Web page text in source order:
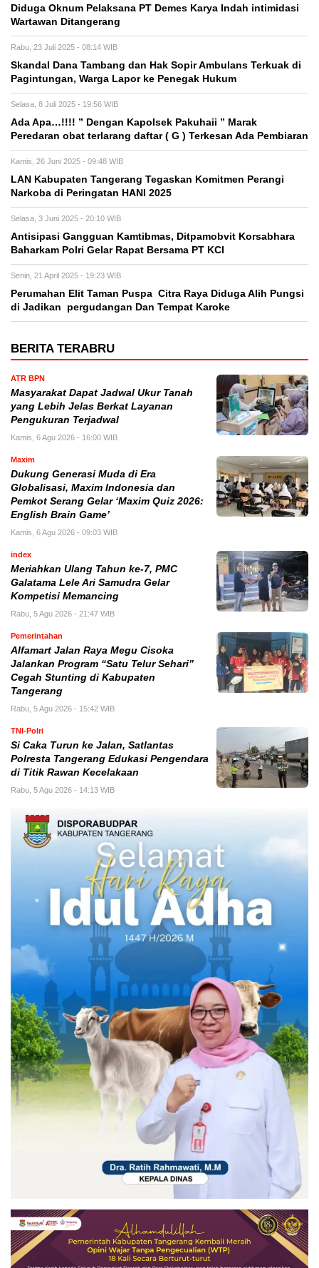
Diduga Oknum Pelaksana PT Demes Karya Indah intimidasi
Wartawan Ditangerang
Rabu, 23 Juli 2025 - 08:14 WIB
Skandal Dana Tambang dan Hak Sopir Ambulans Terkuak di
Pagintungan, Warga Lapor ke Penegak Hukum
Selasa, 8 Juli 2025 - 19:56 WIB
Ada Apa…!!!! ” Dengan Kapolsek Pakuhaii ” Marak
Peredaran obat terlarang daftar ( G ) Terkesan Ada Pembiaran
Kamis, 26 Juni 2025 - 09:48 WIB
LAN Kabupaten Tangerang Tegaskan Komitmen Perangi
Narkoba di Peringatan HANI 2025
Selasa, 3 Juni 2025 - 20:10 WIB
Antisipasi Gangguan Kamtibmas, Ditpamobvit Korsabhara
Baharkam Polri Gelar Rapat Bersama PT KCI
Senin, 21 April 2025 - 19:23 WIB
Perumahan Elit Taman Puspa Citra Raya Diduga Alih Pungsi
di Jadikan pergudangan Dan Tempat Karoke
BERITA TERABRU
ATR BPN
Masyarakat Dapat Jadwal Ukur Tanah
yang Lebih Jelas Berkat Layanan
Pengukuran Terjadwal
Kamis, 6 Agu 2026 - 16:00 WIB
Maxim
Dukung Generasi Muda di Era
Globalisasi, Maxim Indonesia dan
Pemkot Serang Gelar ‘Maxim Quiz 2026:
English Brain Game’
Kamis, 6 Agu 2026 - 09:03 WIB
index
Meriahkan Ulang Tahun ke-7, PMC
Galatama Lele Ari Samudra Gelar
Kompetisi Memancing
Rabu, 5 Agu 2026 - 21:47 WIB
Pemerintahan
Alfamart Jalan Raya Megu Cisoka
Jalankan Program “Satu Telur Sehari”
Cegah Stunting di Kabupaten
Tangerang
Rabu, 5 Agu 2026 - 15:42 WIB
TNI-Polri
Si Caka Turun ke Jalan, Satlantas
Polresta Tangerang Edukasi Pengendara
di Titik Rawan Kecelakaan
Rabu, 5 Agu 2026 - 14:13 WIB